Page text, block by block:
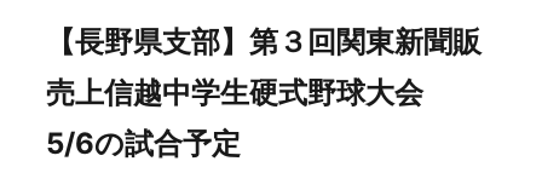
【長野県支部】第３回関東新聞販
売上信越中学生硬式野球大会
5/6の試合予定